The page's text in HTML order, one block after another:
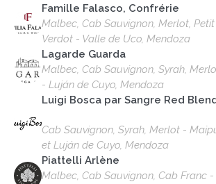
Famille Falasco, Confrérie
Malbec, Cab Sauvignon, Merlot, Petit
Verdot - Valle de Uco, Mendoza
Lagarde Guarda
Malbec, Cab Sauvignon, Syrah,
- Luján de Cuyo, Mendoza
Luigi Bosca par Sangre Red
Cab Sauvignon, Syrah, Merlot -
et Luján de Cuyo, Mendoza
Piattelli Arlène
Malbec, Cab Sauvignon, Cab Franc -